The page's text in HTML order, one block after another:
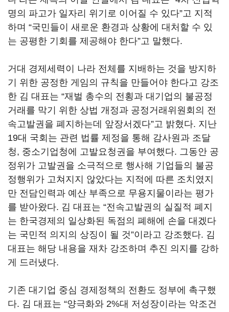
명의 파고가 일자리 위기로 이어질 수 있다”고 지적
하며 “국민들이 새로운 환경과 상황에 대처할 수 있
는 공평한 기회를 제공해야 한다”고 말했다.
거대 경제세력이 나라 전체를 지배하는 것을 방지하
기 위한 공정한 게임의 규칙을 만들어야 한다고 강조
한 김 대표는 “재벌 총수의 전횡과 대기업의 불공정
거래를 막기 위한 상법 개정과 공정거래위원회의 전
속고발권을 폐지하는데 앞장서겠다”고 밝혔다. 지난
19대 국회는 관련 법률 제정을 통해 감사원과 조달
청, 중소기업청에 고발요청권을 부여했다. 그동안 공
정위가 고발권을 소극적으로 행사해 기업들의 불공
정행위가 고쳐지지 않았다는 지적에 따른 조치였지
만 전담인력과 예산 부족으로 무용지물이라는 평가
를 받아왔다. 김 대표는 “전속고발권의 실질적 폐지
는 한국경제의 일상화된 독점의 폐해에 손을 대겠다
는 국민적 의지의 상징이 될 것”이라고 강조했다. 김
대표는 해당 내용을 재차 강조하며 추진 의지를 강하
게 드러냈다.
기존 대기업 중심 경제정책의 전환도 정부에 촉구했
다. 김 대표는 “양극화와 2%대 저성장이라는 악조건